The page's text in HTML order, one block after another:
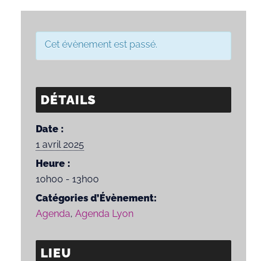
Cet évènement est passé.
DÉTAILS
Date :
1 avril 2025
Heure :
10h00 - 13h00
Catégories d’Évènement:
Agenda, Agenda Lyon
LIEU